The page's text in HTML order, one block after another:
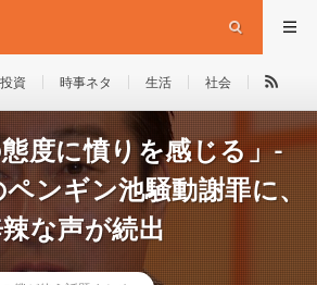
投資 時事ネタ 生活 社会
態度に憤りを感じる」-
ンギン池騒動謝罪に、
な声が続出